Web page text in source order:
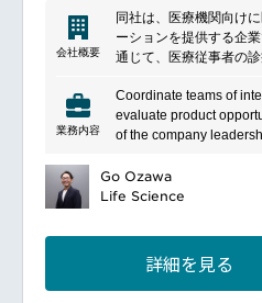
capabilities
Conduit to regional
Department specific/
duties as assigned with
会社概要
同社は、医療機関向け
ーションを提供する企
通じて、医療従事者の
ける業務効率化や医療
展開しています。
業務内容
Coordinate teams of
evaluate product
of the company
Cross-functional due
house and external
intellectual property
Manage the
financial model with
and manage the overall
Go Ozawa
Life Science
詳細を見る